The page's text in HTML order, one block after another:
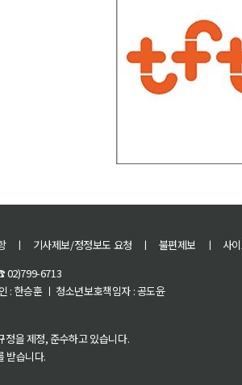
ㅣ 기사제보/정정보도 요청 ㅣ 불편제보 ㅣ
사
02)799-6713
: 한승훈 ㅣ 청소년보호책임자 : 공도윤
정을 제정, 준수하고 있습니다.
받습니다.